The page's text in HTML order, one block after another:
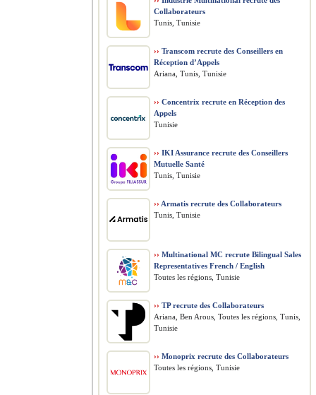
Collaborateurs
Tunis, Tunisie
›› Transcom recrute des Conseillers en
Réception d’Appels
Ariana, Tunis, Tunisie
›› Concentrix recrute en Réception des
Appels
Tunisie
›› IKI Assurance recrute des Conseillers
Mutuelle Santé
Tunis, Tunisie
›› Armatis recrute des Collaborateurs
Tunis, Tunisie
›› Multinational MC recrute Bilingual Sales
Representatives French / English
Toutes les régions, Tunisie
›› TP recrute des Collaborateurs
Ariana, Ben Arous, Toutes les régions, Tunis,
Tunisie
›› Monoprix recrute des Collaborateurs
Toutes les régions, Tunisie